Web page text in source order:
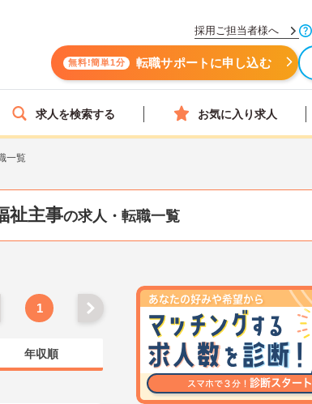
採用ご担当者様へ
無料!簡単1分 転職サポートに申し込む
求人を検索する お気に入り求人
一覧
祉主事の求人・転職一覧
1
年収順